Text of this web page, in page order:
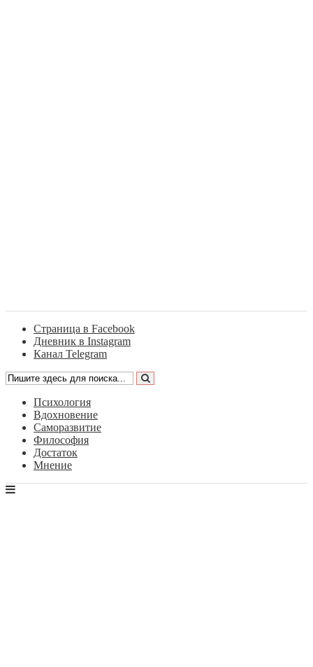
Страница в Facebook
Дневник в Instagram
Канал Telegram
Психология
Вдохновение
Саморазвитие
Философия
Достаток
Мнение